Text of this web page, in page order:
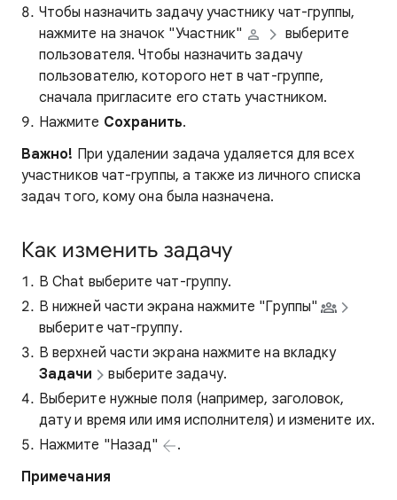
Чтобы назначить задачу участнику чат-группы,
нажмите на значок "Участник"
выберите
пользователя. Чтобы назначить задачу
пользователю, которого нет в чат-группе,
сначала пригласите его стать участником.
Нажмите Сохранить.
Важно! При удалении задача удаляется для всех
участников чат-группы, а также из личного списка
задач того, кому она была назначена.
Как изменить задачу
В Chat выберите чат-группу.
В нижней части экрана нажмите "Группы"
выберите чат-группу.
В верхней части экрана нажмите на вкладку
Задачи
выберите задачу.
Выберите нужные поля (например, заголовок,
дату и время или имя исполнителя) и измените их.
Нажмите "Назад"
.
Примечания